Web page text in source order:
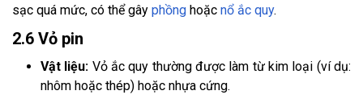
sạc quá mức, có thể gây phồng hoặc nổ ắc quy.
2.6 Vỏ pin
Vật liệu: Vỏ ắc quy thường được làm từ kim loại (ví dụ:
nhôm hoặc thép) hoặc nhựa cứng.